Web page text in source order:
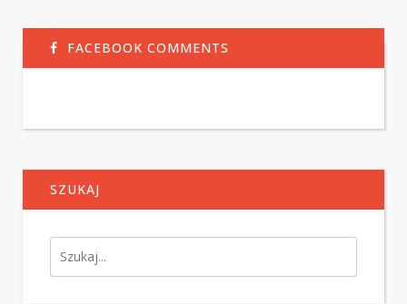
FACEBOOK COMMENTS
SZUKAJ